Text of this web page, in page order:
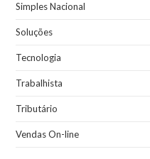
Simples Nacional
Soluções
Tecnologia
Trabalhista
Tributário
Vendas On-line